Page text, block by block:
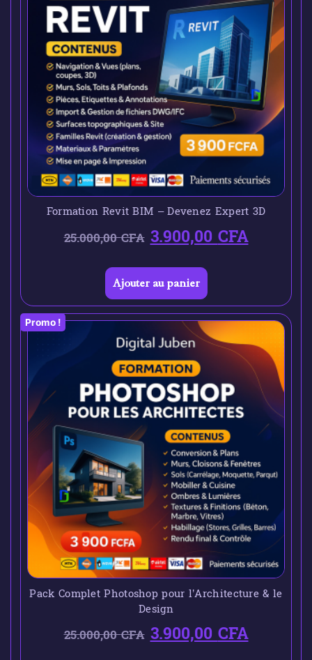
Formation Revit BIM – Devenez Expert 3D
25.000,00CFA 3.900,00CFA
Ajouter au panier
Promo !
Pack Complet Photoshop pour l’Architecture & le
Design
25.000,00CFA 3.900,00CFA